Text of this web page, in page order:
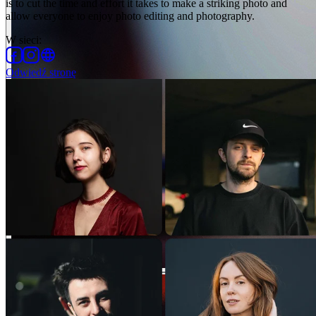
is to cut the time and effort it takes to make a striking photo and
allow everyone to enjoy photo editing and photography.
W sieci:
Odwiedź stronę